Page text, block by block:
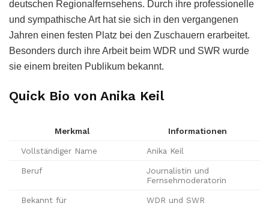
deutschen Regionalfernsehens. Durch ihre professionelle
und sympathische Art hat sie sich in den vergangenen
Jahren einen festen Platz bei den Zuschauern erarbeitet.
Besonders durch ihre Arbeit beim WDR und SWR wurde
sie einem breiten Publikum bekannt.
Quick Bio von Anika Keil
Merkmal Informationen
Vollständiger Name Anika Keil
Beruf
Journalistin und
Fernsehmoderatorin
Bekannt für WDR und SWR